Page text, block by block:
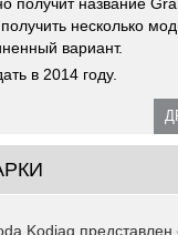
несколько
вариант.
в 2014 году.
Kodiaq